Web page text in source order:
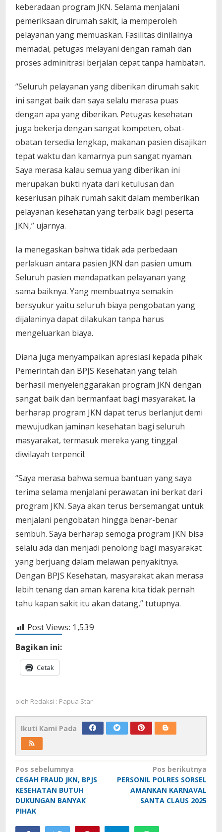
keberadaan program JKN. Selama menjalani
pemeriksaan dirumah sakit, ia memperoleh
pelayanan yang memuaskan. Fasilitas dinilainya
memadai, petugas melayani dengan ramah dan
proses adminitrasi berjalan cepat tanpa hambatan.
“Seluruh pelayanan yang diberikan dirumah sakit
ini sangat baik dan saya selalu merasa puas
dengan apa yang diberikan. Petugas kesehatan
juga bekerja dengan sangat kompeten, obat-
obatan tersedia lengkap, makanan pasien disajikan
tepat waktu dan kamarnya pun sangat nyaman.
Saya merasa kalau semua yang diberikan ini
merupakan bukti nyata dari ketulusan dan
keseriusan pihak rumah sakit dalam memberikan
pelayanan kesehatan yang terbaik bagi peserta
JKN,” ujarnya.
Ia menegaskan bahwa tidak ada perbedaan
perlakuan antara pasien JKN dan pasien umum.
Seluruh pasien mendapatkan pelayanan yang
sama baiknya. Yang membuatnya semakin
bersyukur yaitu seluruh biaya pengobatan yang
dijalaninya dapat dilakukan tanpa harus
mengeluarkan biaya.
Diana juga menyampaikan apresiasi kepada pihak
Pemerintah dan BPJS Kesehatan yang telah
berhasil menyelenggarakan program JKN dengan
sangat baik dan bermanfaat bagi masyarakat. Ia
berharap program JKN dapat terus berlanjut demi
mewujudkan jaminan kesehatan bagi seluruh
masyarakat, termasuk mereka yang tinggal
diwilayah terpencil.
“Saya merasa bahwa semua bantuan yang saya
terima selama menjalani perawatan ini berkat dari
program JKN. Saya akan terus bersemangat untuk
menjalani pengobatan hingga benar-benar
sembuh. Saya berharap semoga program JKN bisa
selalu ada dan menjadi penolong bagi masyarakat
yang berjuang dalam melawan penyakitnya.
Dengan BPJS Kesehatan, masyarakat akan merasa
lebih tenang dan aman karena kita tidak pernah
tahu kapan sakit itu akan datang,” tutupnya.
Post Views: 1,539
Bagikan ini:
Cetak
oleh Redaksi : Papua Star
Ikuti Kami Pada
Navigasi
pos
Pos sebelumnya
CEGAH FRAUD JKN, BPJS
KESEHATAN BUTUH
DUKUNGAN BANYAK
PIHAK
Pos berikutnya
PERSONIL POLRES SORSEL
AMANKAN KARNAVAL
SANTA CLAUS 2025